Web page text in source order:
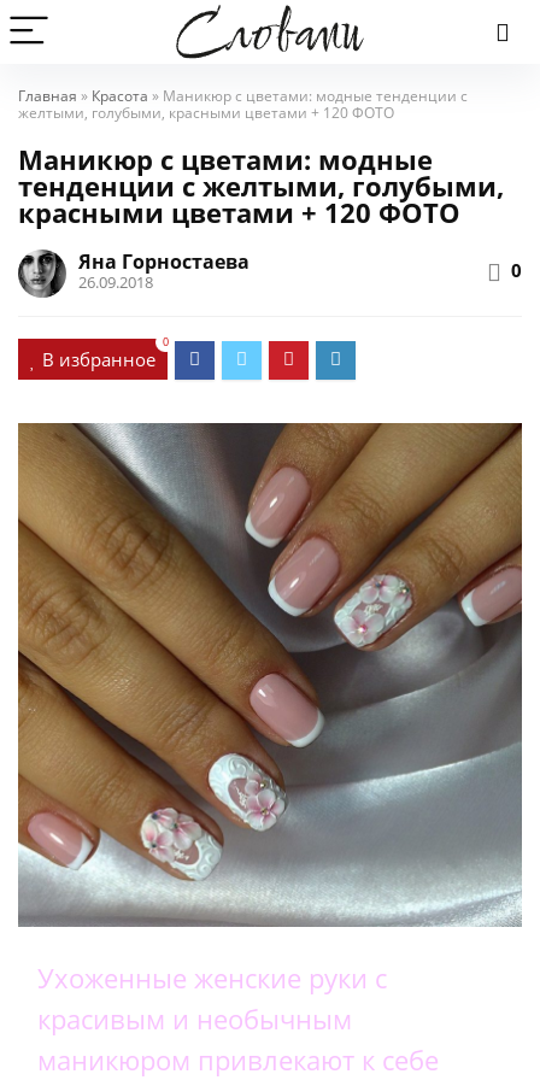
Главная » Красота » Маникюр с цветами: модные тенденции с
желтыми, голубыми, красными цветами + 120 ФОТО
Маникюр с цветами: модные
тенденции с желтыми, голубыми,
красными цветами + 120 ФОТО
Яна Горностаева
26.09.2018 0
В избранное
0
Ухоженные женские руки с
красивым и необычным
маникюром привлекают к себе